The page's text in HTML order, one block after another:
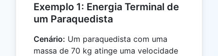
Exemplo 1: Energia Terminal de
um Paraquedista
Cenário: Um paraquedista com uma
massa de 70 kg atinge uma velocidade